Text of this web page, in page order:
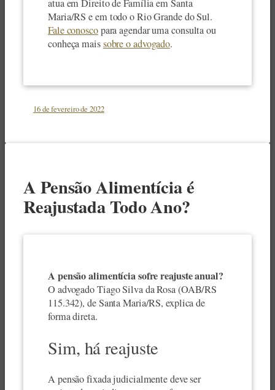
atua em Direito de Família em Santa
Maria/RS e em todo o Rio Grande do Sul.
Fale conoscopara agendar uma consulta ou
conheça maissobre o advogado.
16 de fevereiro de 2022
A Pensão Alimentícia é
Reajustada Todo Ano?
A pensão alimentícia sofre reajuste anual?
O advogado Tiago Silva da Rosa (OAB/RS
115.342), de Santa Maria/RS, explica de
forma direta.
Sim, há reajuste
A pensão fixada judicialmente deve ser